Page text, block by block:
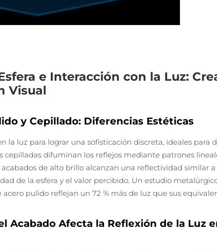
e Interacción con la Luz:
Visual
y Cepillado: Diferencias Estéticas
la luz para lograr una sofisticación discreta, ideales para
cepilladas difuminan los reflejos mediante patrones
de alto brillo alcanzan una reflectividad similar
de la esfera y el valor percibido. Un estudio
acero pulido reflejan un 72 % más de luz que sus
Acabado Afecta la Reflexión de la Luz